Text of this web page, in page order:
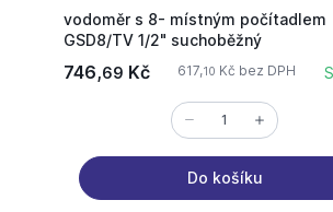
vodoměr s 8- místným počítadlem
GSD8/TV 1/2" suchoběžný
746,69 Kč 617,10 Kč bez DPH
Do košíku